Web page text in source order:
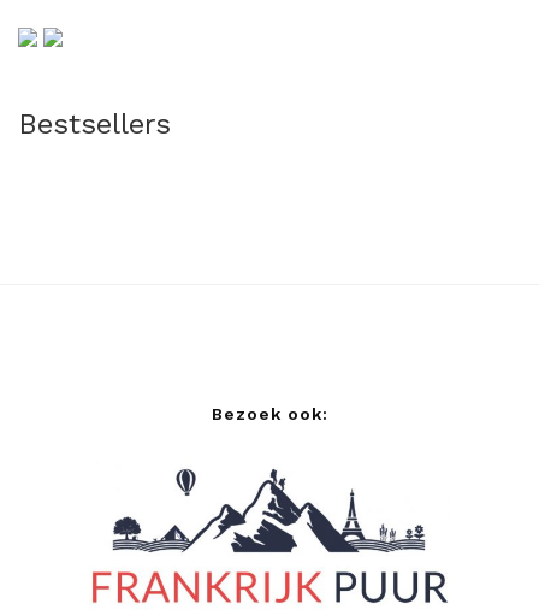
Bestsellers
Bezoek ook: